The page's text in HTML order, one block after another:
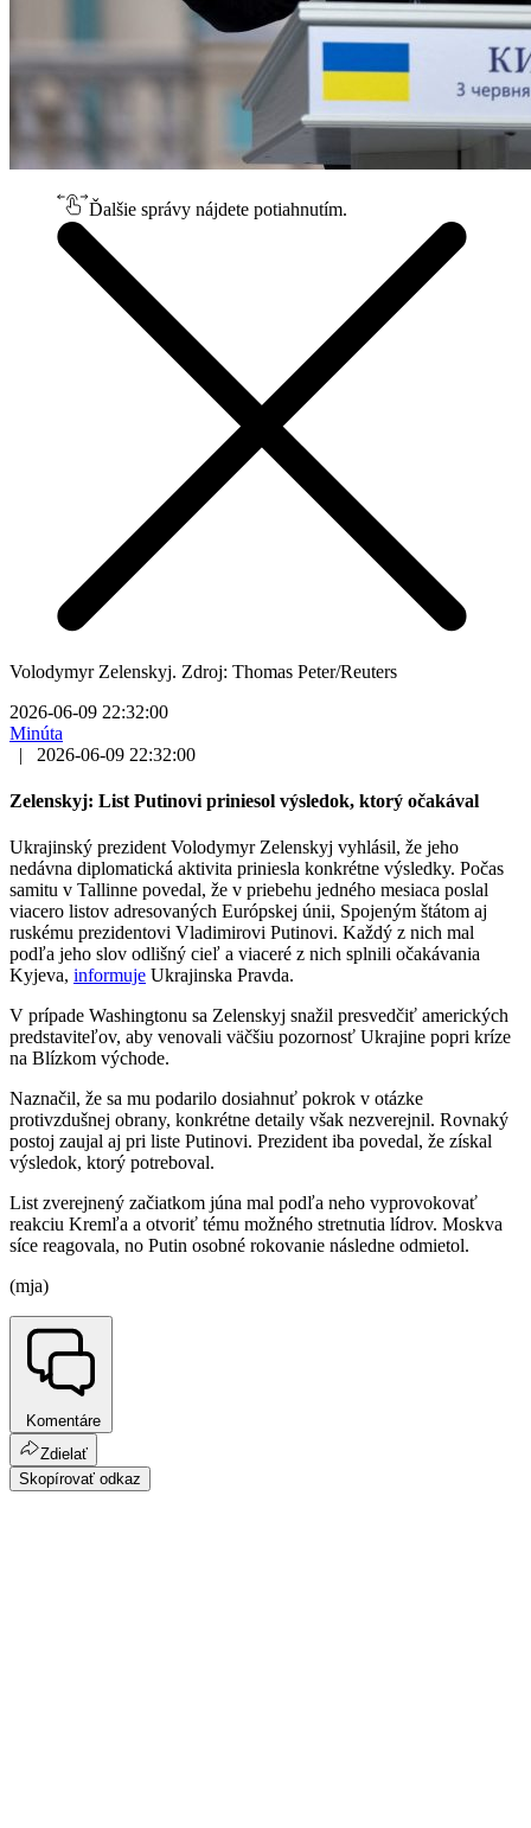
Ďalšie správy nájdete potiahnutím.
Volodymyr Zelenskyj. Zdroj: Thomas Peter/Reuters
2026-06-09 22:32:00
Minúta
|
2026-06-09 22:32:00
Zelenskyj: List Putinovi priniesol výsledok, ktorý očakával
Ukrajinský prezident Volodymyr Zelenskyj vyhlásil, že jeho
nedávna diplomatická aktivita priniesla konkrétne výsledky. Počas
samitu v Tallinne povedal, že v priebehu jedného mesiaca poslal
viacero listov adresovaných Európskej únii, Spojeným štátom aj
ruskému prezidentovi Vladimirovi Putinovi. Každý z nich mal
podľa jeho slov odlišný cieľ a viaceré z nich splnili očakávania
Kyjeva, informuje Ukrajinska Pravda.
V prípade Washingtonu sa Zelenskyj snažil presvedčiť amerických
predstaviteľov, aby venovali väčšiu pozornosť Ukrajine popri kríze
na Blízkom východe.
Naznačil, že sa mu podarilo dosiahnuť pokrok v otázke
protivzdušnej obrany, konkrétne detaily však nezverejnil. Rovnaký
postoj zaujal aj pri liste Putinovi. Prezident iba povedal, že získal
výsledok, ktorý potreboval.
List zverejnený začiatkom júna mal podľa neho vyprovokovať
reakciu Kremľa a otvoriť tému možného stretnutia lídrov. Moskva
síce reagovala, no Putin osobné rokovanie následne odmietol.
(mja)
Komentáre
Zdielať
Skopírovať odkaz